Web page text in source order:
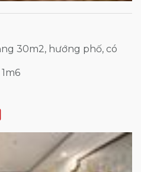
30m2, hướng phố, có